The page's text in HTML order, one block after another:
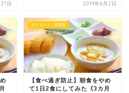
日 2019年6月2日
ダイエット・習慣術
【食べ過ぎ防止】朝食をやめ
て1日2食にしてみた《3カ月